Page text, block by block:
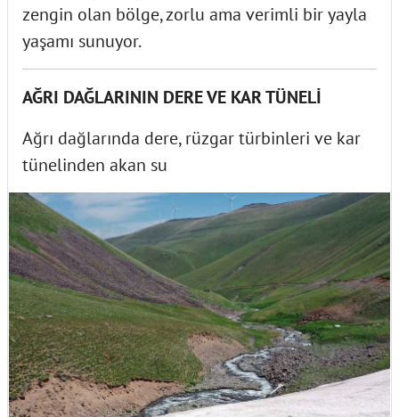
zengin olan bölge, zorlu ama verimli bir yayla
yaşamı sunuyor.
AĞRI DAĞLARININ DERE VE KAR TÜNELİ
Ağrı dağlarında dere, rüzgar türbinleri ve kar
tünelinden akan su